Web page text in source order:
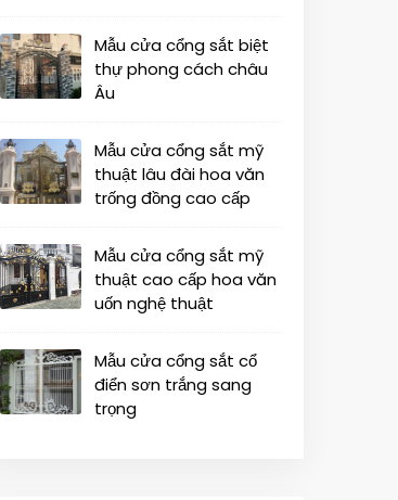
Mẫu cửa cổng sắt biệt
thự phong cách châu
Âu
Mẫu cửa cổng sắt mỹ
thuật lâu đài hoa văn
trống đồng cao cấp
Mẫu cửa cổng sắt mỹ
thuật cao cấp hoa văn
uốn nghệ thuật
Mẫu cửa cổng sắt cổ
điển sơn trắng sang
trọng